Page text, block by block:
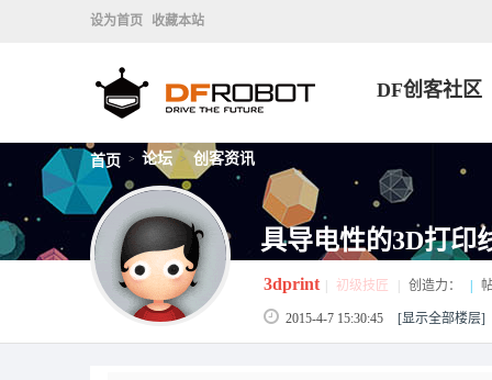
设为首页 收藏本站
DF创客社区
首页 > 论坛 > 创客资讯
具导电性的3D打印
3dprint 初级技匠 创造力：
2015-4-7 15:30:45 [显示全部楼层]